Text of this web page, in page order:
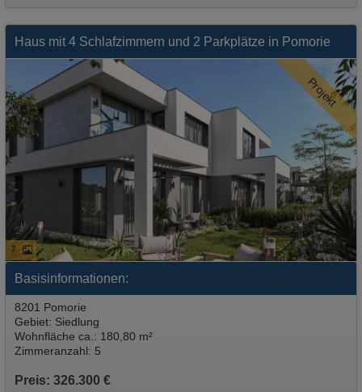
Haus mit 4 Schlafzimmern und 2 Parkplätze in Pomorie
7
Projekt
Basisinformationen:
8201 Pomorie
Gebiet: Siedlung
Preis: 326.300 €
Wohnfläche ca.: 180,80 m²
Zimmeranzahl: 5